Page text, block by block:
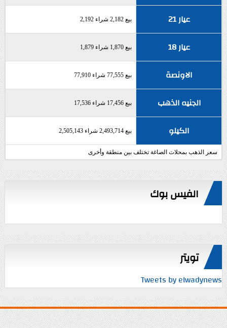
عيار 21 بيع 2,182 شراء 2,192
عيار 18 بيع 1,870 شراء 1,879
الاونصة بيع 77,555 شراء 77,910
الجنيه الذهب بيع 17,456 شراء 17,536
الكيلو بيع 2,493,714 شراء 2,505,143
سعر الذهب بمحلات الصاغة تختلف بين منطقة وأخرى
الفيس بوك
تويتر
Tweets by elwadynews